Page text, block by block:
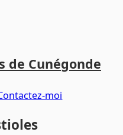
de Cunégonde
moi